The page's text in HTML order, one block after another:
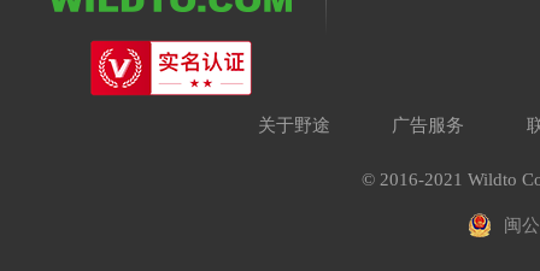
关于野途 广告服务
© 2016-2021 Wildto
闽